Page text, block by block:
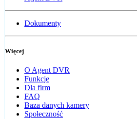
Dokumenty
Więcej
O Agent DVR
Funkcje
Dla firm
FAQ
Baza danych kamery
Społeczność